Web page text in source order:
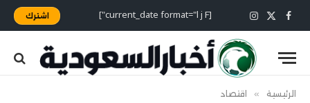
فيسبوك
X
(Twitter)
الانستغرام [current_date format="l j F"] اشترك
الرئيسية » اقتصاد